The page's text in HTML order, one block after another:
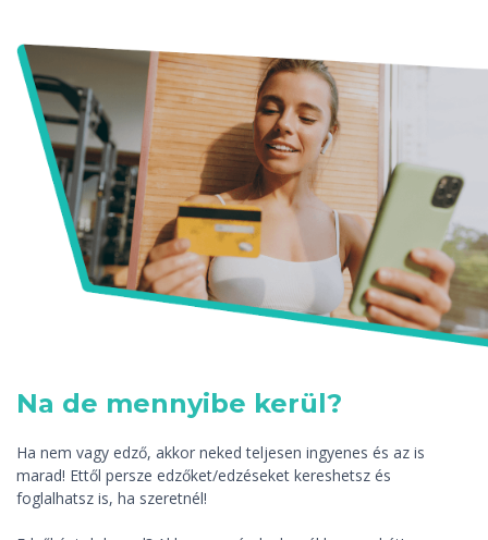
Na de mennyibe kerül?
Ha nem vagy edző, akkor neked teljesen ingyenes és az is
marad! Ettől persze edzőket/edzéseket kereshetsz és
foglalhatsz is, ha szeretnél!